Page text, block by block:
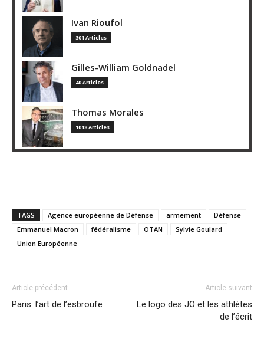
Ivan Rioufol
301 Articles
Gilles-William Goldnadel
40 Articles
Thomas Morales
1018 Articles
TAGS Agence européenne de Défense armement
Défense
Emmanuel Macron
fédéralisme OTAN
Sylvie Goulard
Union Européenne
Article précédent
Paris: l’art de l’esbroufe
Article suivant
Le logo des JO et les athlètes
de l’écrit